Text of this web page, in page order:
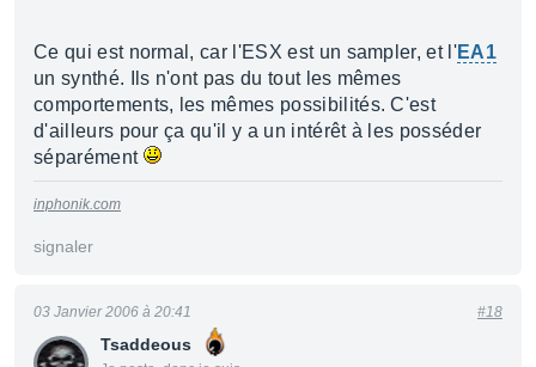
Ce qui est normal, car l'ESX est un sampler, et l'EA1
un synthé. Ils n'ont pas du tout les mêmes
comportements, les mêmes possibilités. C'est
d'ailleurs pour ça qu'il y a un intérêt à les posséder
séparément
inphonik.com
signaler
Tsaddeous
03 Janvier 2006 à 20:41 #18